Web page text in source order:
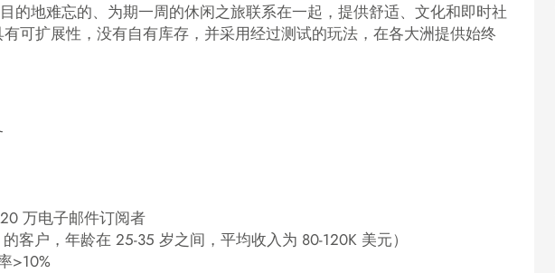
的地难忘的、为期一周的休闲之旅联系在一起，提供舒适、文化和即时社
可扩展性，没有自有库存，并采用经过测试的玩法，在各大洲提供始终
万电子邮件订阅者
客户，年龄在 25-35 岁之间，平均收入为 80-120K 美元）
>10%